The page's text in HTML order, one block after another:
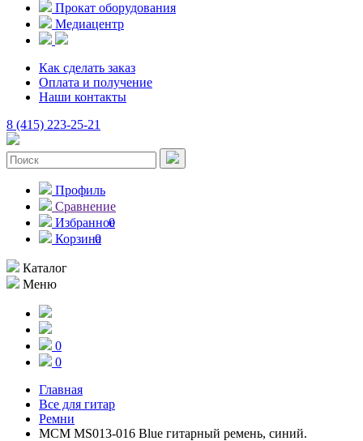
Прокат оборудования
Медиацентр
Как сделать заказ
Оплата и получение
Наши контакты
8 (415) 223-25-21
Профиль
Сравнение
Избранное
0
Корзина
0
Каталог
Меню
0
0
Главная
Все для гитар
Ремни
MCM MS013-016 Blue гитарный ремень, синий.